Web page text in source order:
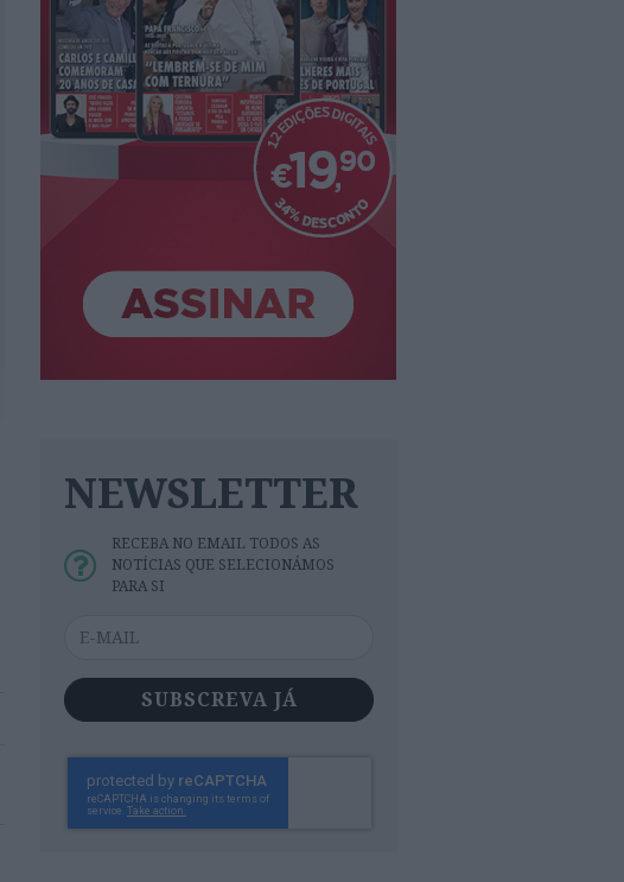
NEWSLETTER
RECEBA NO EMAIL TODOS AS
NOTÍCIAS QUE SELECIONÁMOS
PARA SI
SUBSCREVA JÁ